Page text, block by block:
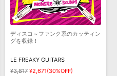
ディスコ～ファンク系のカッティン
グを収録！
LE FREAKY GUITARS
¥3,817 ¥2,671(30%OFF)